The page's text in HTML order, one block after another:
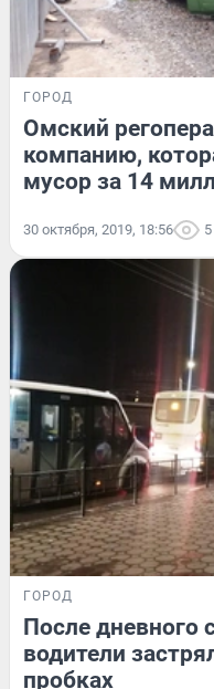
ГОРОД
Омский
компанию,
мусор за 14
30 октября, 2019, 18:56
ГОРОД
После дневного
водители
пробках